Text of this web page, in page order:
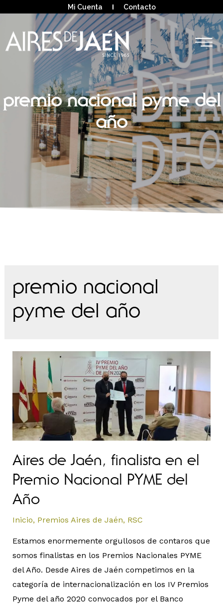
Mi Cuenta Contacto
premio nacional pyme del
año
premio nacional
pyme del año
Aires de Jaén, finalista en el
Premio Nacional PYME del
Año
Inicio, Premios Aires de Jaén, RSC
Estamos enormemente orgullosos de contaros que
somos finalistas en los Premios Nacionales PYME
del Año. Desde Aires de Jaén competimos en la
categoría de internacionalización en los IV Premios
Pyme del año 2020 convocados por el Banco